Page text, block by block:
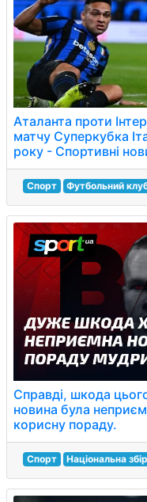
Аталанта проти
матчу Суперкубка
року - Спортивні
Спорт Футбольний
Справді, шкода
новина була
корисну пораду.
Спорт Національна